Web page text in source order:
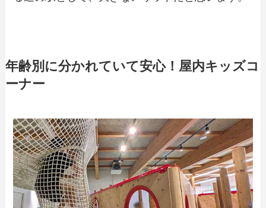
年齢別に分かれていて安心！屋内キッズコ
ーナー